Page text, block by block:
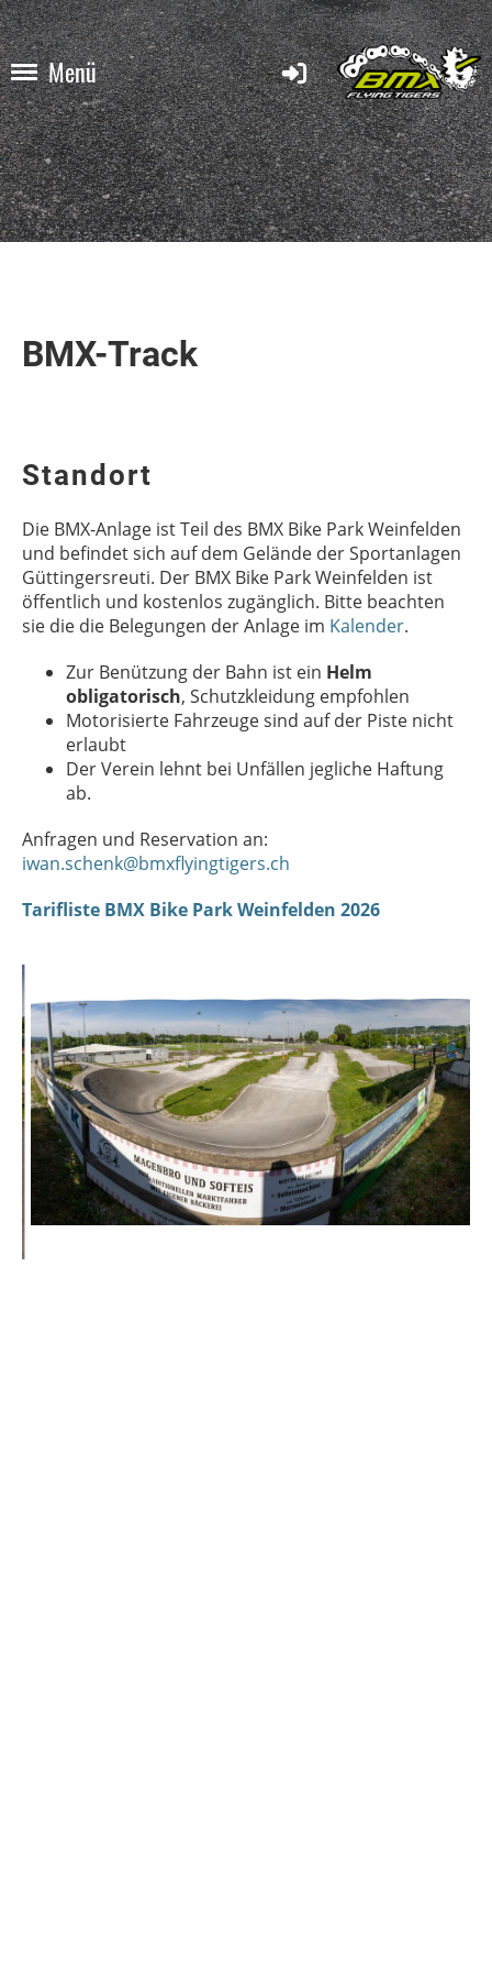
Menü
BMX-Track
Standort
Die BMX-Anlage ist Teil des BMX Bike Park Weinfelden
und befindet sich auf dem Gelände der Sportanlagen
Güttingersreuti. Der BMX Bike Park Weinfelden ist
öffentlich und kostenlos zugänglich. Bitte beachten
sie die die Belegungen der Anlage im Kalender.
Zur Benützung der Bahn ist ein Helm
obligatorisch, Schutzkleidung empfohlen
Motorisierte Fahrzeuge sind auf der Piste nicht
erlaubt
Der Verein lehnt bei Unfällen jegliche Haftung
ab.
Anfragen und Reservation an:
iwan.schenk@bmxflyingtigers.ch
Tarifliste BMX Bike Park Weinfelden 2026